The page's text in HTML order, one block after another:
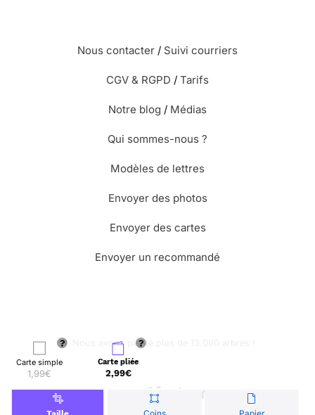
Carte simple
1,99€
Carte pliée
2,99€
Nous contacter / Suivi courriers
CGV & RGPD / Tarifs
Notre blog / Médias
Qui sommes-nous ?
Modèles de lettres
Envoyer des photos
Envoyer des cartes
Envoyer un recommandé
🌳 Nous avons planté plus de 13.000 arbres !
© Merci Facteur